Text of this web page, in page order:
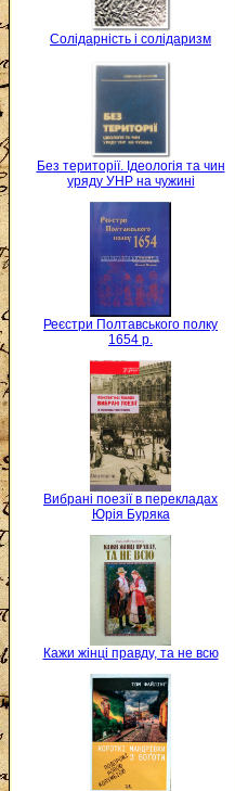
Солідарність і солідаризм
Без території. Ідеологія та чин
уряду УНР на чужині
Реєстри Полтавського полку
1654 р.
Вибрані поезії в перекладах
Юрія Буряка
Кажи жінці правду, та не всю